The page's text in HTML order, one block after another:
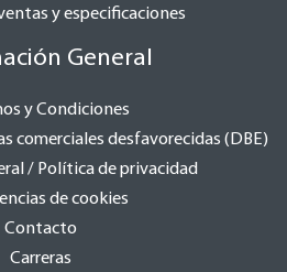
y especificaciones
General
y Condiciones
comerciales desfavorecidas (DBE)
/ Política de privacidad
de cookies
Contacto
Carreras